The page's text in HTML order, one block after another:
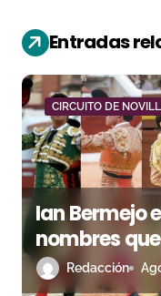
i
ó
n
d
e
e
n
Entradas
CIRCUITO DE
Ian Bermejo
nombres
Circuito
Redacción